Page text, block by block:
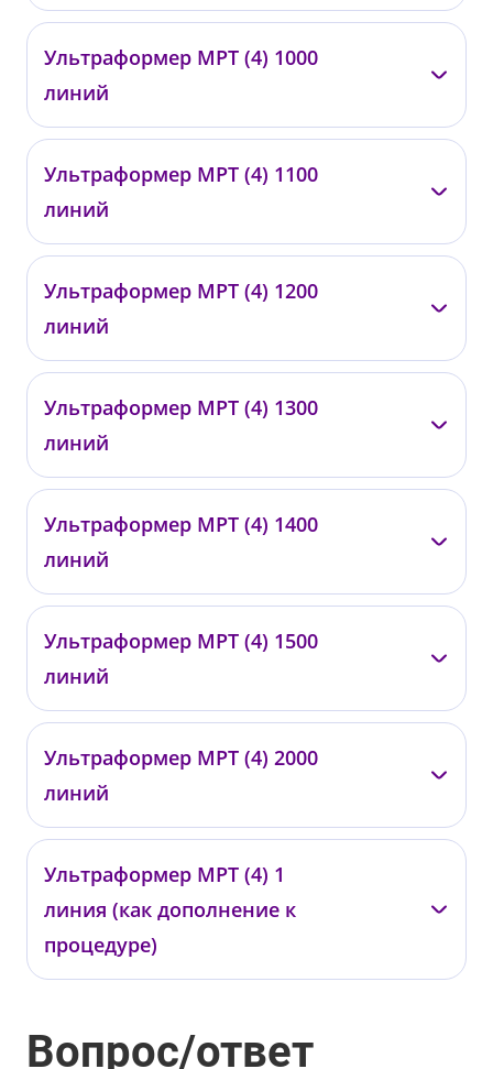
0428
от 87 000 ₽
Ультраформер МРТ (4) 1000
линий
0429
от 100 000 ₽
Ультраформер МРТ (4) 1100
линий
0430
от 120 000 ₽
Ультраформер МРТ (4) 1200
линий
0431
от 130 000 ₽
Ультраформер МРТ (4) 1300
линий
0432
от 140 000 ₽
Ультраформер МРТ (4) 1400
линий
0433
от 150 000 ₽
Ультраформер МРТ (4) 1500
линий
0434
от 160 000 ₽
Ультраформер МРТ (4) 2000
линий
0435
от 170 000 ₽
Ультраформер МРТ (4) 1
линия (как дополнение к
процедуре)
0436
Вопрос/ответ